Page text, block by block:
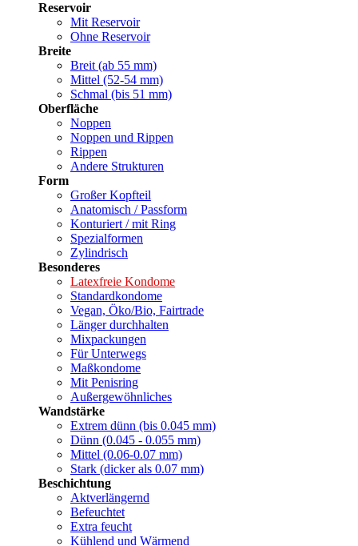
Reservoir
Mit Reservoir
Ohne Reservoir
Breite
Breit (ab 55 mm)
Mittel (52-54 mm)
Schmal (bis 51 mm)
Oberfläche
Noppen
Noppen und Rippen
Rippen
Andere Strukturen
Form
Großer Kopfteil
Anatomisch / Passform
Konturiert / mit Ring
Spezialformen
Zylindrisch
Besonderes
Latexfreie Kondome
Standardkondome
Vegan, Öko/Bio, Fairtrade
Länger durchhalten
Mixpackungen
Für Unterwegs
Maßkondome
Mit Penisring
Außergewöhnliches
Wandstärke
Extrem dünn (bis 0.045 mm)
Dünn (0.045 - 0.055 mm)
Mittel (0.06-0.07 mm)
Stark (dicker als 0.07 mm)
Beschichtung
Aktverlängernd
Befeuchtet
Extra feucht
Kühlend und Wärmend